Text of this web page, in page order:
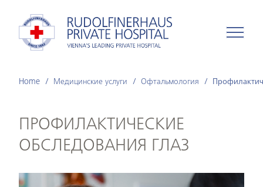
ПРОФИЛАКТИЧЕСКИЕ
ОБСЛЕДОВАНИЯ ГЛАЗ
Home Медицинские услуги Офтальмология